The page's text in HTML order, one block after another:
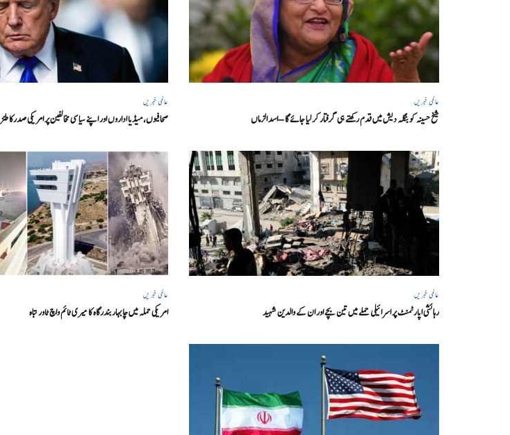
عالمی خبریں
شیخ حسینہ کو بنگلہ دیش میں قدم رکھتے ہی گرفتار کر لیا جائے گا – اسد الزماں
عالمی خبریں
صحافیوں، میڈیا اداروں اور اپنے سیاسی مخالفین پر امریکی صدرکا طنز
عالمی خبریں
رہائشی اپارٹمنٹ پر اسرائیلی حملے میں تین بچے اور ان کے والدین شہید
عالمی خبریں
امریکی حملہ میں چابہار بندرگاہ کا میری ٹائم واچ ٹاور تباہ